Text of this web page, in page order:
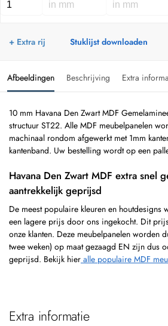
+ Extra rij Stuklijst downloaden
Afbeeldingen Beschrijving Extra
10 mm Havana Den Zwart MDF
structuur ST22. Alle MDF meubelpanelen
machinaal rondom afgewerkt met 1mm
kantenband. Uw bestelling wordt op een
Havana Den Zwart MDF extra snel
aantrekkelijk geprijsd
De meest populaire kleuren en houtdesigns
een lagere prijs door ons ingekocht. Dit
onze klanten. Deze meubelpanelen worden
twee weken) op maat gezaagd EN zijn dus
geprijsd. Bekijk hier alle populaire MDF
Extra informatie